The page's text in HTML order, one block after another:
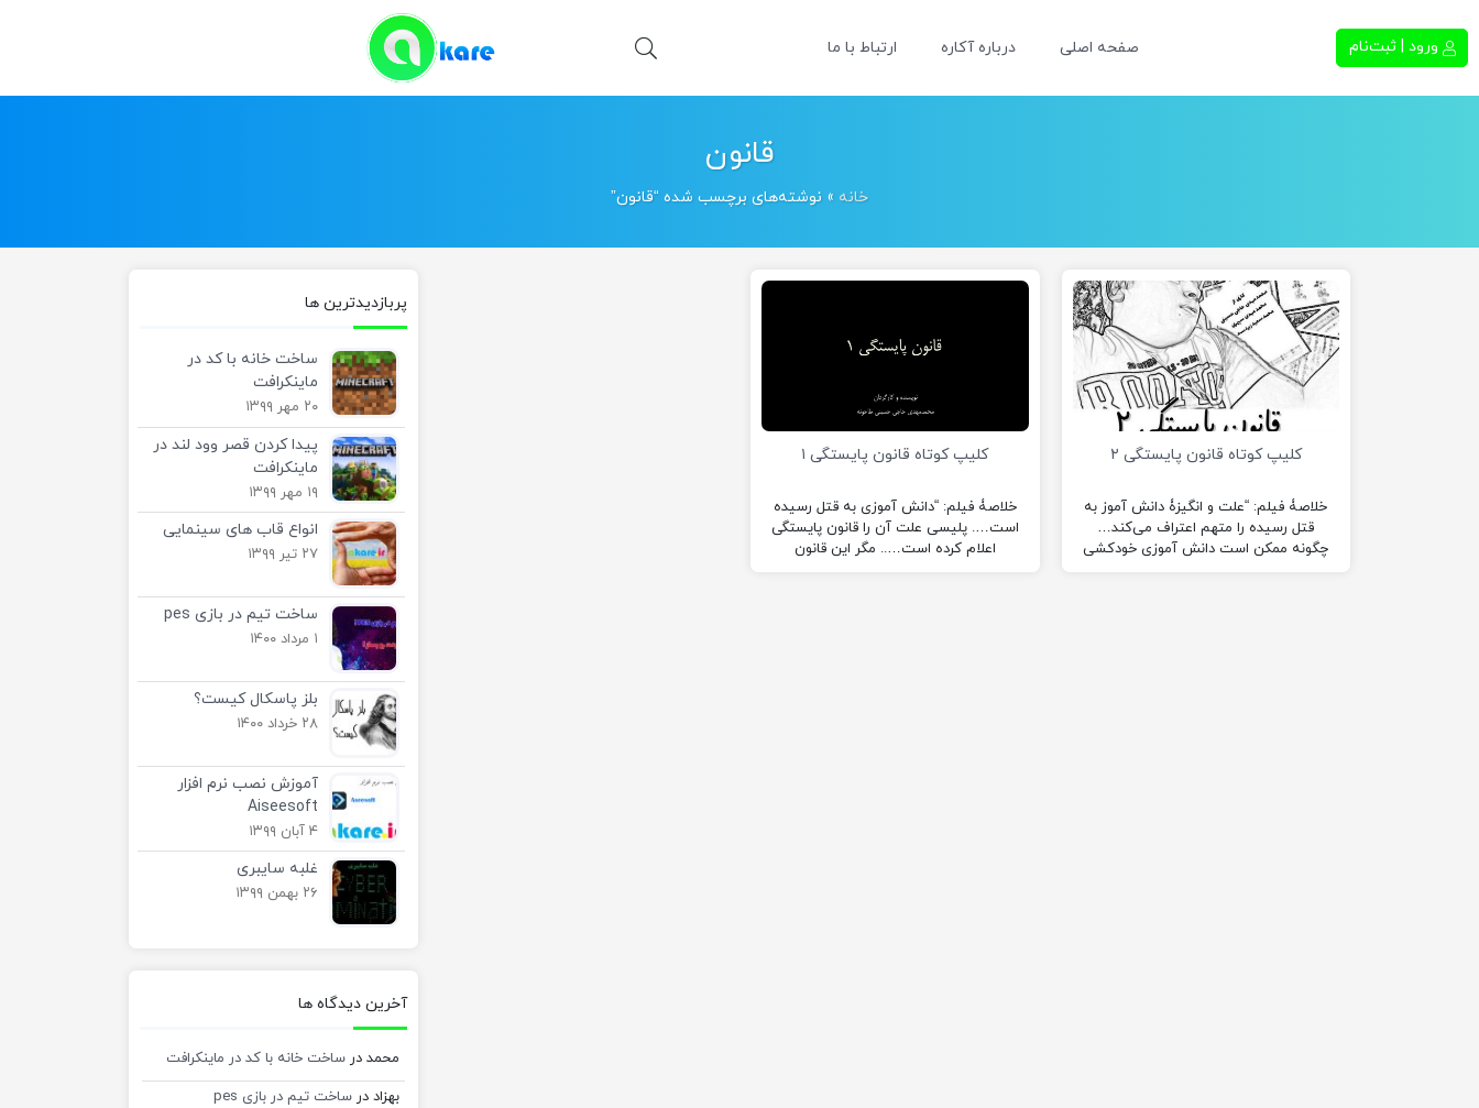
ورود | ثبت‌نام صفحه اصلی درباره آکاره ارتباط با ما
قانون
خانه » نوشته‌های برچسب شده “قانون”
کلیپ کوتاه قانون پایستگی ۲
خلاصۀ فیلم: “علت و انگیزۀ دانش آموز به
قتل رسیده را متهم اعتراف می‌کند…
چگونه ممکن است دانش آموزی خودکشی
کلیپ کوتاه قانون پایستگی ۱
خلاصۀ فیلم: “دانش آموزی به قتل رسیده
است…. پلیسی علت آن را قانون پایستگی
اعلام کرده است….. مگر این قانون
پربازدیدترین ها
ساخت خانه با کد در
ماینکرافت
۲۰ مهر ۱۳۹۹
پیدا کردن قصر وود لند در
ماینکرافت
۱۹ مهر ۱۳۹۹
انواع قاب های سینمایی
۲۷ تیر ۱۳۹۹
ساخت تیم در بازی pes
۱ مرداد ۱۴۰۰
بلز پاسکال کیست؟
۲۸ خرداد ۱۴۰۰
آموزش نصب نرم افزار
Aiseesoft
۴ آبان ۱۳۹۹
غلبه سایبری
۲۶ بهمن ۱۳۹۹
آخرین دیدگاه ها
محمد درساخت خانه با کد در ماینکرافت
بهزاد درساخت تیم در بازی pes